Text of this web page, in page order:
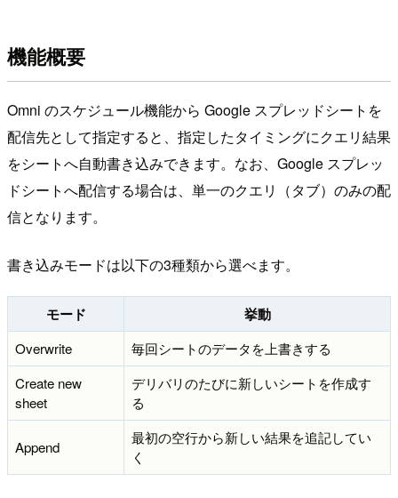
機能概要
Omni のスケジュール機能から Google スプレッドシートを
配信先として指定すると、指定したタイミングにクエリ結果
をシートへ自動書き込みできます。なお、Google スプレッ
ドシートへ配信する場合は、単一のクエリ（タブ）のみの配
信となります。
書き込みモードは以下の3種類から選べます。
モード 挙動
Overwrite
毎回シートのデータを上書きする
Create new
sheet
デリバリのたびに新しいシートを作成す
る
Append
最初の空行から新しい結果を追記してい
く